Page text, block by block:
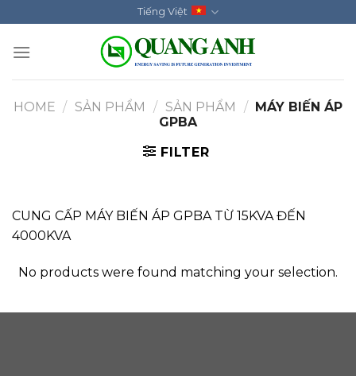
to
content
Tiếng Việt
HOME / SẢN PHẨM / SẢN PHẨM / MÁY BIẾN ÁP
GPBA
FILTER
CUNG CẤP MÁY BIẾN ÁP GPBA TỪ 15KVA ĐẾN
4000KVA
No products were found matching your selection.